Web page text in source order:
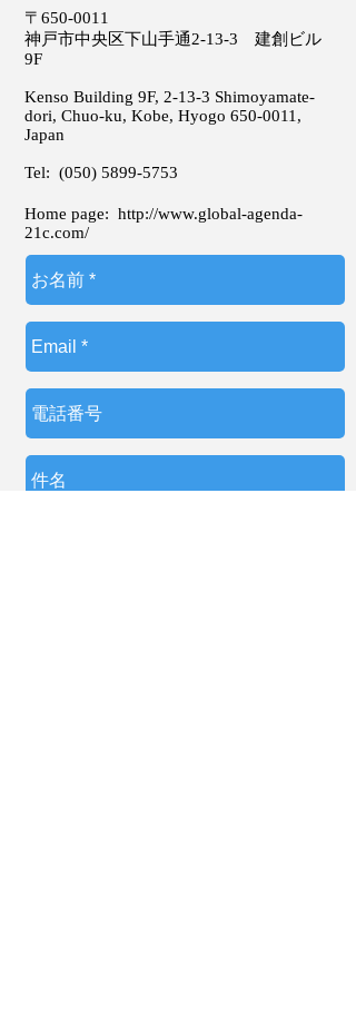
〒650-0011
神戸市中央区下山手通2-13-3 建創ビル
9F
Kenso Building 9F, 2-13-3 Shimoyamate-
dori, Chuo-ku, Kobe, Hyogo 650-0011 ,
Japan
Tel: (050) 5899-5753
Home page: http://www.global-agenda-
21c.com/